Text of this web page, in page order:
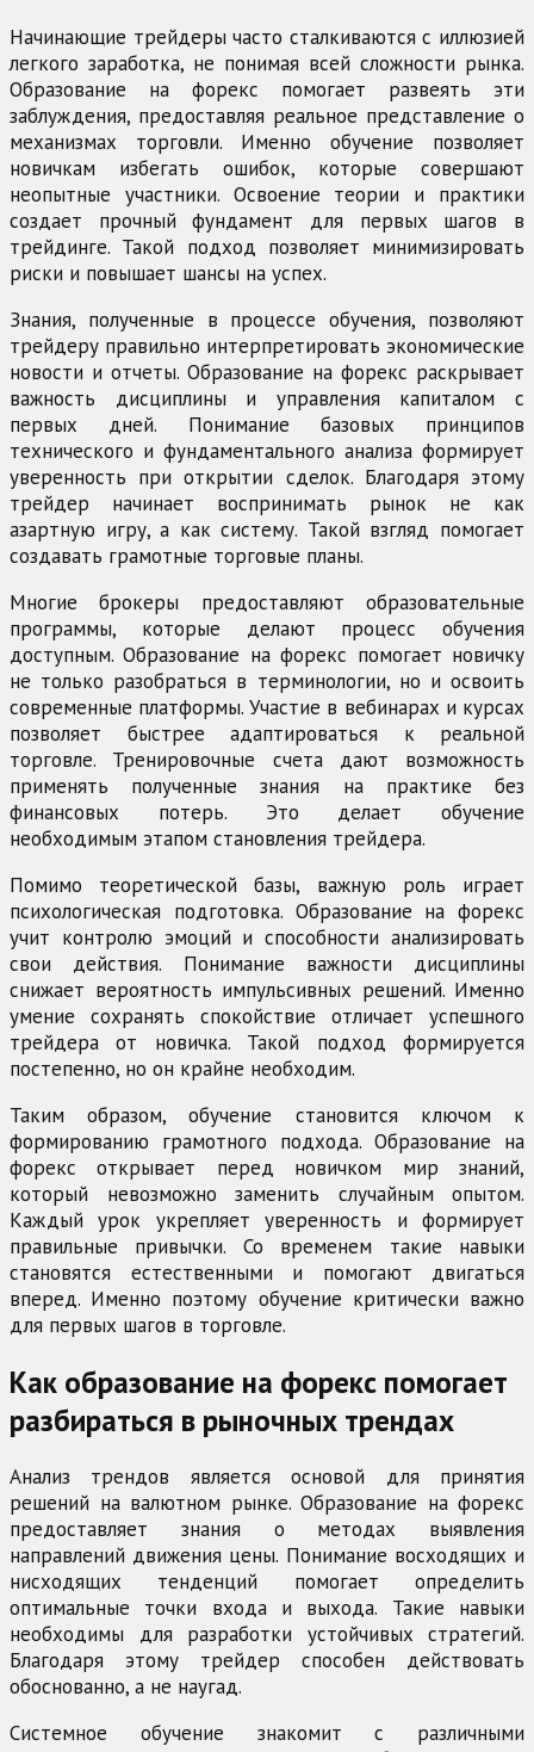
Начинающие трейдеры часто сталкиваются с иллюзией
легкого заработка, не понимая всей сложности рынка.
Образование на форекс помогает развеять эти
заблуждения, предоставляя реальное представление о
механизмах торговли. Именно обучение позволяет
новичкам избегать ошибок, которые совершают
неопытные участники. Освоение теории и практики
создает прочный фундамент для первых шагов в
трейдинге. Такой подход позволяет минимизировать
риски и повышает шансы на успех.
Знания, полученные в процессе обучения, позволяют
трейдеру правильно интерпретировать экономические
новости и отчеты. Образование на форекс раскрывает
важность дисциплины и управления капиталом с
первых дней. Понимание базовых принципов
технического и фундаментального анализа формирует
уверенность при открытии сделок. Благодаря этому
трейдер начинает воспринимать рынок не как
азартную игру, а как систему. Такой взгляд помогает
создавать грамотные торговые планы.
Многие брокеры предоставляют образовательные
программы, которые делают процесс обучения
доступным. Образование на форекс помогает новичку
не только разобраться в терминологии, но и освоить
современные платформы. Участие в вебинарах и курсах
позволяет быстрее адаптироваться к реальной
торговле. Тренировочные счета дают возможность
применять полученные знания на практике без
финансовых потерь. Это делает обучение
необходимым этапом становления трейдера.
Помимо теоретической базы, важную роль играет
психологическая подготовка. Образование на форекс
учит контролю эмоций и способности анализировать
свои действия. Понимание важности дисциплины
снижает вероятность импульсивных решений. Именно
умение сохранять спокойствие отличает успешного
трейдера от новичка. Такой подход формируется
постепенно, но он крайне необходим.
Таким образом, обучение становится ключом к
формированию грамотного подхода. Образование на
форекс открывает перед новичком мир знаний,
который невозможно заменить случайным опытом.
Каждый урок укрепляет уверенность и формирует
правильные привычки. Со временем такие навыки
становятся естественными и помогают двигаться
вперед. Именно поэтому обучение критически важно
для первых шагов в торговле.
Как образование на форекс помогает
разбираться в рыночных трендах
Анализ трендов является основой для принятия
решений на валютном рынке. Образование на форекс
предоставляет знания о методах выявления
направлений движения цены. Понимание восходящих и
нисходящих тенденций помогает определить
оптимальные точки входа и выхода. Такие навыки
необходимы для разработки устойчивых стратегий.
Благодаря этому трейдер способен действовать
обоснованно, а не наугад.
Системное обучение знакомит с различными